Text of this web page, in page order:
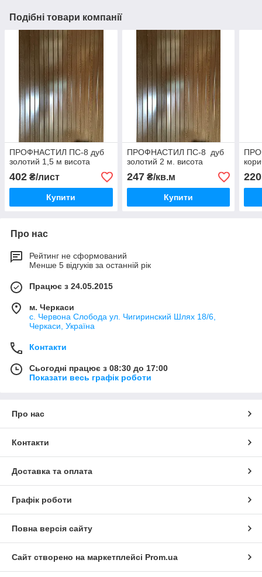
Подібні товари компанії
ПРОФНАСТИЛ ПС-8 дуб
золотий 1,5 м висота
402 ₴/лист
Купити
ПРОФНАСТИЛ ПС-8 дуб
золотий 2 м. висота
247₴/кв.м
Купити
220
Про нас
Рейтинг не сформований
Менше 5 відгуків за останній рік
Працює з 24.05.2015
м. Черкаси
с. Червона Слобода ул. Чигиринский Шлях 18/6,
Черкаси, Україна
Контакти
Сьогодні працює з 08:30 до 17:00
Показати весь графік роботи
Про нас
Контакти
Доставка та оплата
Графік роботи
Повна версія сайту
Сайт створено на маркетплейсі Prom.ua